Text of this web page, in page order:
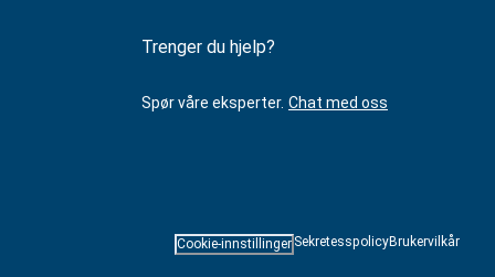
Trenger du hjelp?
Spør våre eksperter. Chat med oss
Cookie-innstillinger SekretesspolicyBrukervilkår